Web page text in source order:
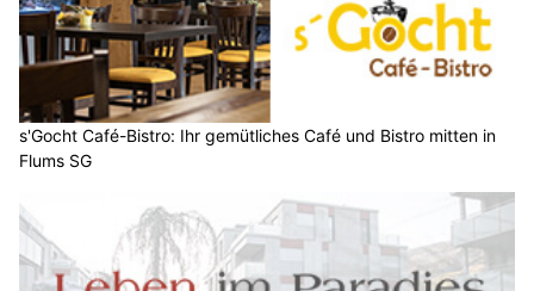
s'Gocht Café-Bistro: Ihr gemütliches Café und Bistro mitten in
Flums SG